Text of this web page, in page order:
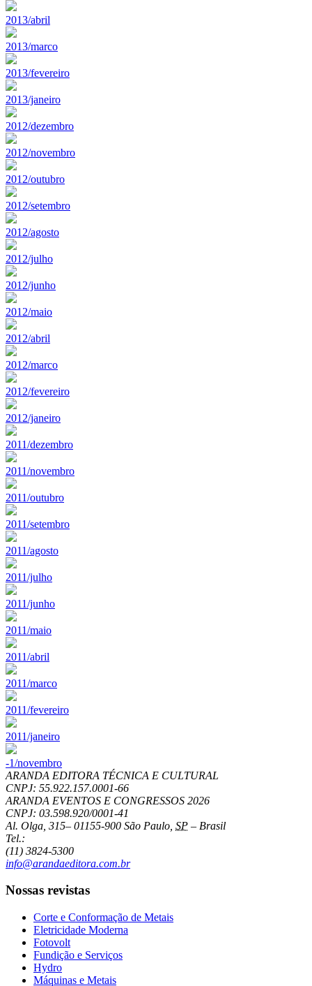
2013/abril
2013/marco
2013/fevereiro
2013/janeiro
2012/dezembro
2012/novembro
2012/outubro
2012/setembro
2012/agosto
2012/julho
2012/junho
2012/maio
2012/abril
2012/marco
2012/fevereiro
2012/janeiro
2011/dezembro
2011/novembro
2011/outubro
2011/setembro
2011/agosto
2011/julho
2011/junho
2011/maio
2011/abril
2011/marco
2011/fevereiro
2011/janeiro
-1/novembro
ARANDA EDITORA TÉCNICA E CULTURAL
CNPJ: 55.922.157.0001-66
ARANDA EVENTOS E CONGRESSOS 2026
CNPJ: 03.598.920/0001-41
Al. Olga, 315– 01155-900 São Paulo SP – Brasil
Tel.:
(11) 3824-5300
info@arandaeditora.com.br
Nossas revistas
Corte e Conformação de Metais
Eletricidade Moderna
Fotovolt
Fundição e Serviços
Hydro
Máquinas e Metais